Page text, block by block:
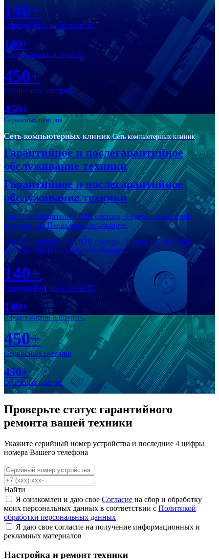
140+
Городов России и стран ТС
140+
Городов России и стран ТС
450+
Сервисных центров
450+
Сервисных центров
Сеть компьютерных клиник Сеть компьютерных клиник
Гарантийное и послегарантийное
обслуживание техники
Гарантийное и послегарантийное
обслуживание техники
Для Производителей, В2В сектора, Федеральных сетей,
а так же при Параллельном импорте.
Для Производителей, В2В сектора, Федеральных сетей,
а так же при Параллельном импорте.
140+
Городов России и стран ТС
140+
Городов России и стран ТС
450+
Сервисных центров
450+
Сервисных центров
Проверьте статус гарантийного
ремонта вашей техники
Укажите серийный номер устройства и последние 4 цифры
номера Вашего телефона
Найти
Я ознакомлен и даю свое Согласие на сбор и обработку
моих персональных данных в соответствии с Политикой
обработки персональных данных
Я даю свое согласие на получение информационных и
рекламных материалов
Настройка и ремонт техники